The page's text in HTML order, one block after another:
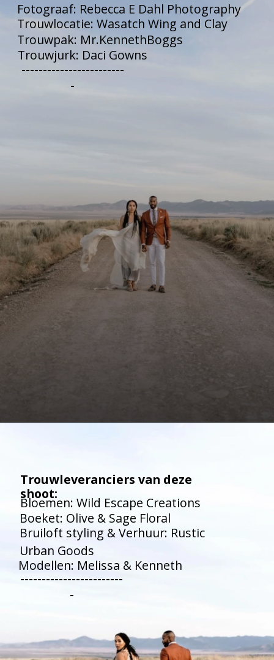
------------------------
-
Trouwlocatie: Wasatch Wing and Clay
Trouwjurk: Daci Gowns
Trouwpak: Mr.KennethBoggs
Fotograaf: Rebecca E Dahl Photography
Trouwleveranciers van deze
shoot:
------------------------
-
Modellen: Melissa & Kenneth
Bloemen: Wild Escape Creations
Bruiloft styling & Verhuur: Rustic
Urban Goods
Boeket: Olive & Sage Floral